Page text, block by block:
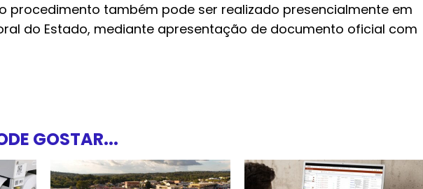
procedimento também pode ser realizado presencialmente em
do Estado, mediante apresentação de documento oficial com
GOSTAR...